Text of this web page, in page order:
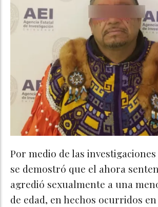
Por medio de las
se demostró que el ahora
agredió sexualmente a una
de edad, en hechos ocurridos